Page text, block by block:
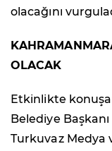
olacağını
OLACAK
Etkinlikte
Belediye
Turkuvaz Medya